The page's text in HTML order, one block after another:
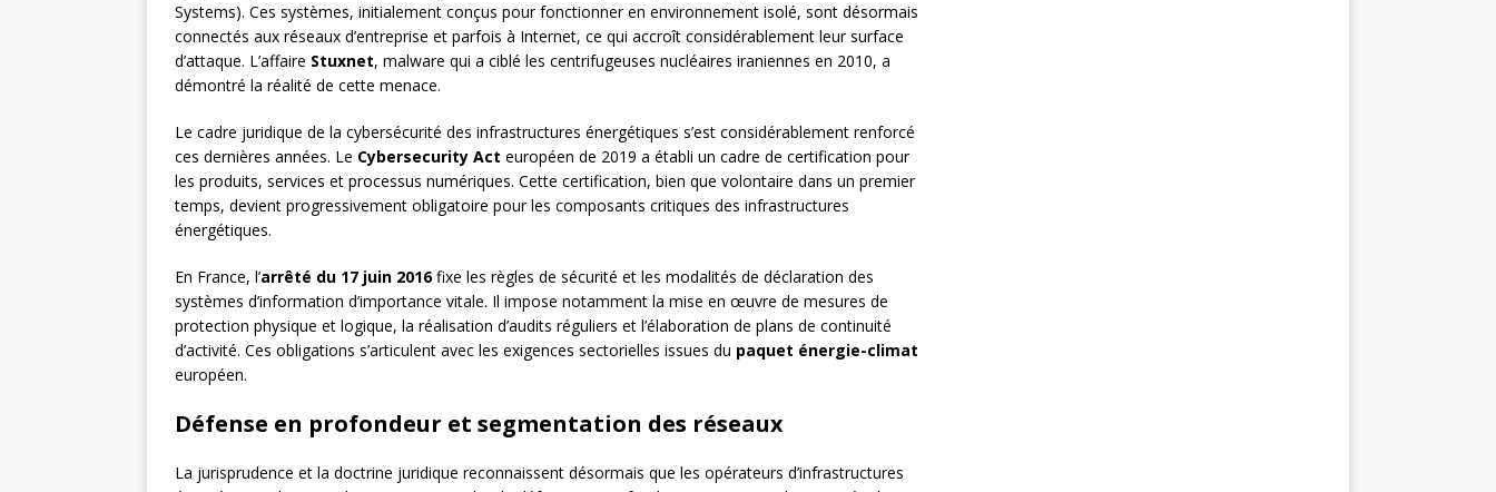
Systems). Ces systèmes, initialement conçus pour fonctionner en environnement isolé, sont désormais
connectés aux réseaux d’entreprise et parfois à Internet, ce qui accroît considérablement leur surface
d’attaque. L’affaire Stuxnet, malware qui a ciblé les centrifugeuses nucléaires iraniennes en 2010, a
démontré la réalité de cette menace.
Le cadre juridique de la cybersécurité des infrastructures énergétiques s’est considérablement renforcé
ces dernières années. Le Cybersecurity Act européen de 2019 a établi un cadre de certification pour
les produits, services et processus numériques. Cette certification, bien que volontaire dans un premier
temps, devient progressivement obligatoire pour les composants critiques des infrastructures
énergétiques.
En France, l’arrêté du 17 juin 2016fixe les règles de sécurité et les modalités de déclaration des
systèmes d’information d’importance vitale. Il impose notamment la mise en œuvre de mesures de
protection physique et logique, la réalisation d’audits réguliers et l’élaboration de plans de continuité
d’activité. Ces obligations s’articulent avec les exigences sectorielles issues du paquet énergie-climat
européen.
Défense en profondeur et segmentation des réseaux
La jurisprudence et la doctrine juridique reconnaissent désormais que les opérateurs d’infrastructures